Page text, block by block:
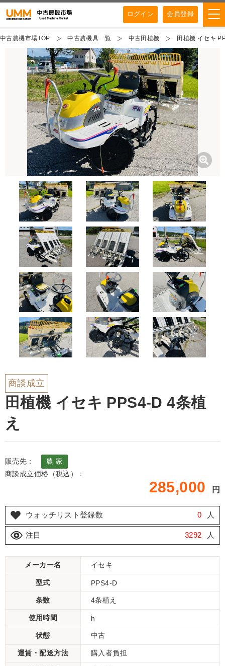
ログイン 会員登録
中古農機市場TOP 中古農機具一覧 中古田植機 田植機 イセキ
商談成立
田植機 イセキ PPS4-D 4条植
え
販売先：
農 家
商談成立価格（税込）：
285,000 円
ウォッチリスト登録数 0 人
注目 3292 人
メーカー名 イセキ
型式 PPS4-D
条数 4条植え
使用時間 h
状態 中古
運賃・配送方法 購入者負担